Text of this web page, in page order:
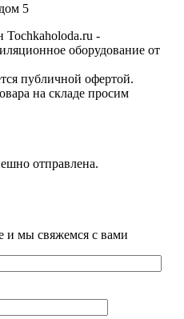
5
Tochkaholoda.ru -
оборудование от
публичной офертой.
на складе просим
отправлена.
и мы свяжемся с вами